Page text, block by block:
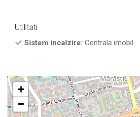
Utilitati
Sistem incalzire: Centrala imobil
+
−